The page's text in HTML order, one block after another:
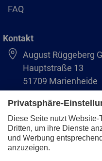
FAQ
Kontakt
August Rüggeberg
Hauptstraße 13
51709 Marienheide
+49 2264 9-0
info@pferd.com
+49 2264 9-400